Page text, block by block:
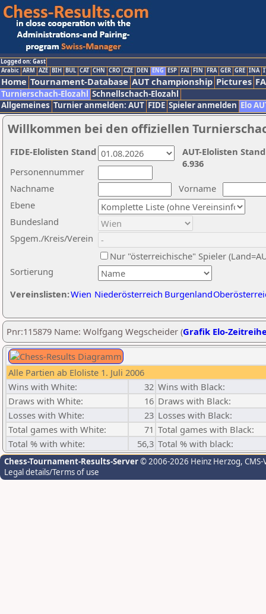
Logged on: Gast
Arabic ARM AZE BIH BUL CAT CHN CRO CZE DEN ENG ESP FAI FIN FRA GER GRE INA
Home Tournament-Database AUT championship Pictures
Turnierschach-Elozahl Schnellschach-Elozahl
Allgemeines Turnier anmelden: AUT FIDE Spieler anmelden Elo
Willkommen bei den offiziellen
Nachname
Vorname
Ebene
Sortierung
Personennummer
Bundesland
Spgem./Kreis/Verein
Nur "österreichische" Spieler
Vereinslisten:Wien Niederösterreich Burgenland
AUT-Elolisten
6.936
FIDE-Elolisten Stand
Pnr:115879 Name: Wolfgang Wegscheider (Grafik Elo-
Alle Partien ab Eloliste 1. Juli 2006
Wins with White:
32 Wins with Black:
Draws with White:
16 Draws with Black:
Losses with White:
23 Losses with Black:
Total games with White:
71 Total games with Black:
Total % with white:
56,3 Total % with black:
Chess-Tournament-Results-Server© 2006-2026 Heinz Herzog,
Legal details/Terms of use